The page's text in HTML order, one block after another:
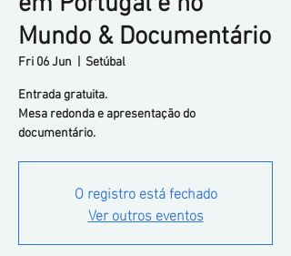
Mundo & Documentário
Fri 06 Jun Setúbal
Entrada gratuita.
Mesa redonda e apresentação do
documentário.
O registro está fechado
Ver outros eventos